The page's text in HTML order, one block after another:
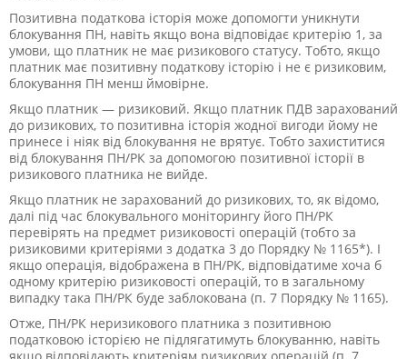
Позитивна податкова історія може допомогти уникнути
блокування ПН, навіть якщо вона відповідає критерію 1, за
умови, що платник не має ризикового статусу. Тобто, якщо
платник має позитивну податкову історію і не є ризиковим,
блокування ПН менш ймовірне.
Якщо платник — ризиковий. Якщо платник ПДВ зарахований
до ризикових, то позитивна історія жодної вигоди йому не
принесе і ніяк від блокування не врятує. Тобто захиститися
від блокування ПН/РК за допомогою позитивної історії в
ризикового платника не вийде.
Якщо платник не зарахований до ризикових, то, як відомо,
далі під час блокувального моніторингу його ПН/РК
перевірять на предмет ризиковості операцій (тобто за
ризиковими критеріями з додатка 3 до Порядку № 1165*). І
якщо операція, відображена в ПН/РК, відповідатиме хоча б
одному критерію ризиковості операцій, то в загальному
випадку така ПН/РК буде заблокована (п. 7 Порядку № 1165).
Отже, ПН/РК неризикового платника з позитивною
податковою історією не підлягатимуть блокуванню, навіть
якщо відповідають критеріям ризикових операцій (п. 7